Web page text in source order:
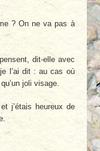
? On ne va pas à
dit-elle avec
l’ai dit : au cas où
joli visage.
j’étais heureux de